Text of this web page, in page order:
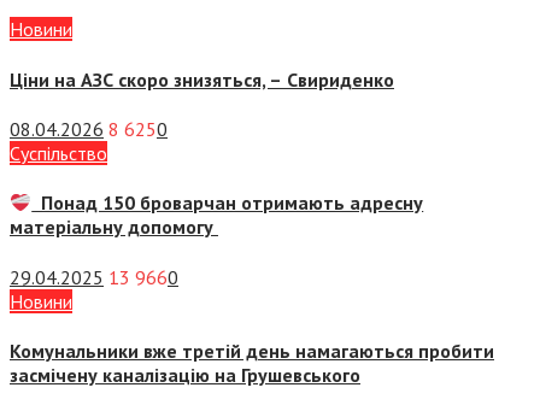
Новини
Ціни на АЗС скоро знизяться, – Свириденко
08.04.2026 8 6250
Суспiльство
Понад 150 броварчан отримають адресну
матеріальну допомогу
29.04.2025 13 9660
Новини
Комунальники вже третій день намагаються пробити
засмічену каналізацію на Грушевського